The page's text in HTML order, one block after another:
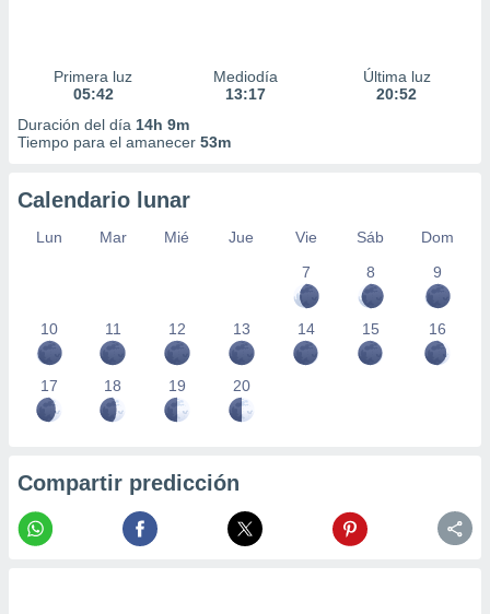
Primera luz
05:42
Mediodía
13:17
Última luz
20:52
Duración del día 14h 9m
Tiempo para el amanecer 53m
Calendario lunar
Lun Mar Mié Jue Vie Sáb
Dom
7
8 9
10 11 12 13 14 15 16
17 18 19 20
Compartir predicción